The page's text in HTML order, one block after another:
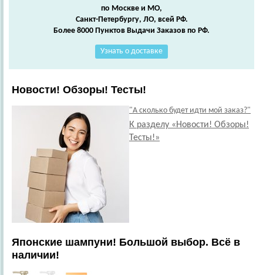
по Москве и МО,
Санкт-Петербургу, ЛО, всей РФ.
Более 8000 Пунктов Выдачи Заказов по РФ.
Узнать о доставке
Новости! Обзоры! Тесты!
"А сколько будет идти мой заказ?"
К разделу «Новости! Обзоры!
Тесты!»
Японские шампуни! Большой выбор. Всё в
наличии!